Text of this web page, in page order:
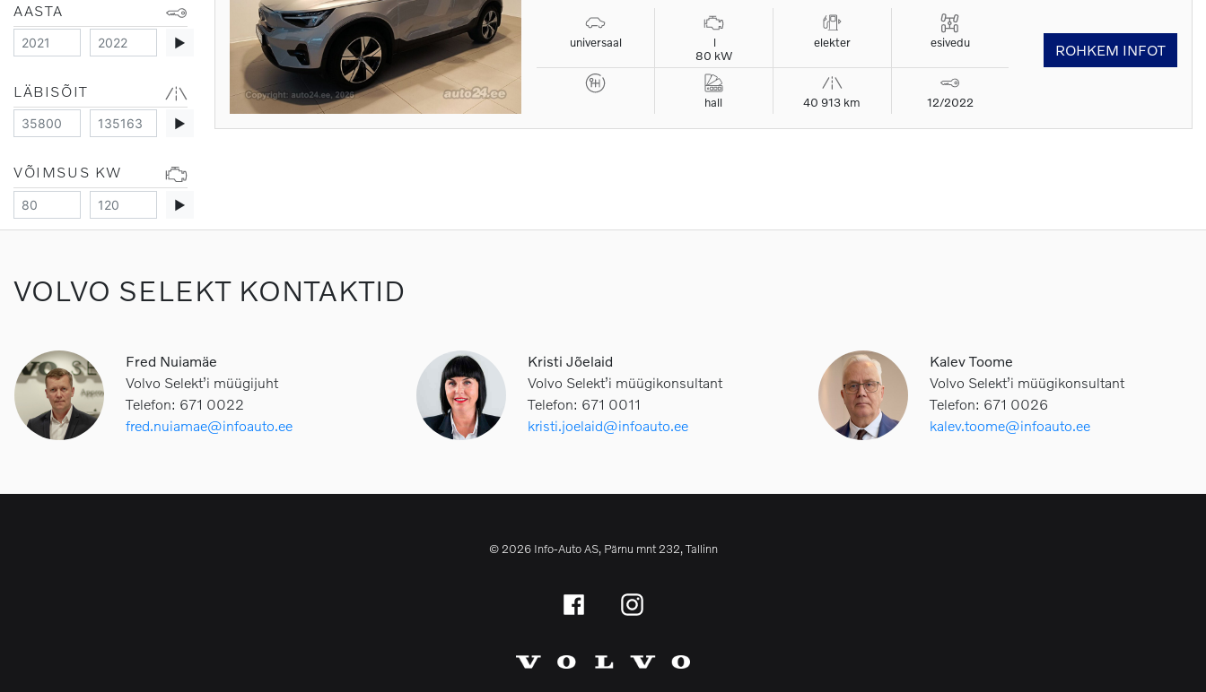
AASTA
▶
LÄBISÕIT
▶
VÕIMSUS KW
▶
universaal
l
80 kW
elekter esivedu
hall 40 913 km 12/2022
ROHKEM INFOT
VOLVO SELEKT KONTAKTID
Fred Nuiamäe
Volvo Selekt’i müügijuht
Telefon: 671 0022
fred.nuiamae@infoauto.ee
Kristi Jõelaid
Volvo Selekt’i müügikonsultant
Telefon: 671 0011
kristi.joelaid@infoauto.ee
Kalev Toome
Volvo Selekt’i müügikonsultant
Telefon: 671 0026
kalev.toome@infoauto.ee
© 2026 Info-Auto AS, Pärnu mnt 232, Tallinn